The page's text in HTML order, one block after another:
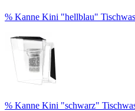
% Kanne Kini "hellblau"
% Kanne Kini "schwarz"